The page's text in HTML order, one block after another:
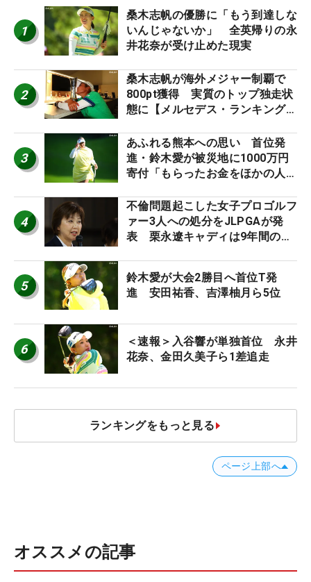
1
桑木志帆の優勝に「もう到達しな
いんじゃないか」 全英帰りの永
井花奈が受け止めた現実
2
桑木志帆が海外メジャー制覇で
800pt獲得 実質のトップ独走状
態に【メルセデス・ランキング番
3
あふれる熊本への思い 首位発
進・鈴木愛が被災地に1000万円
寄付「もらったお金をほかの人
4
不倫問題起こした女子プロゴルフ
ァー3人への処分をJLPGAが発
表 栗永遼キャディは9年間の立
5
鈴木愛が大会2勝目へ首位T発
進 安田祐香、吉澤柚月ら5位
6
＜速報＞入谷響が単独首位 永井
花奈、金田久美子ら1差追走
ランキングをもっと見る
ページ上部へ
オススメの記事